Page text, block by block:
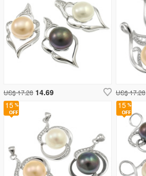
US$ 17.28 14.69
15
US$ 17.28
15